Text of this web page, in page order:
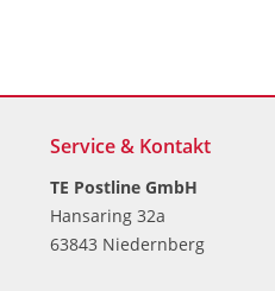
Service & Kontakt
TE Postline GmbH
Hansaring 32a
63843 Niedernberg